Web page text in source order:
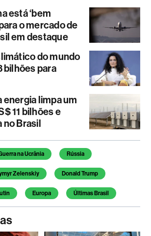
está ‘bem
o mercado de
em destaque
do mundo
bilhões para
energia limpa um
11 bilhões e
no Brasil
na Ucrânia Rússia
Zelenskiy Donald Trump
Europa Últimas Brasil